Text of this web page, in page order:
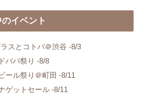
のイベント
ラスとコトバ＠渋谷 -8/3
パパ祭り -8/8
ール祭り＠町田 -8/11
ゲットセール -8/11